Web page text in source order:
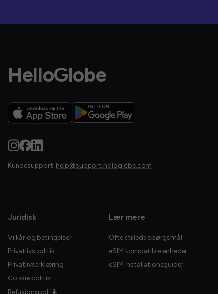
HelloGlobe
Kundesupport: help@support.helloglobe.com
Juridisk
Vilkår og betingelser
Privatlivspolitik
Privatlivserklæring
Cookie politik
Refusionspolitik
Lær mere
Ofte stillede spørgsmål
eSIM kompatible enheder
eSIM installationsguider